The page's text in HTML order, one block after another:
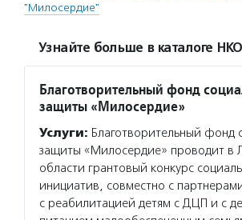
"Милосердие"
Узнайте больше в каталоге НКО
Благотворительный фонд
защиты «Милосердие»
Услуги: Благотворительный фонд
защиты «Милосердие» проводит в
области грантовый конкурс
инициатив, совместно с
с реабилитацией детям с ДЦП и с